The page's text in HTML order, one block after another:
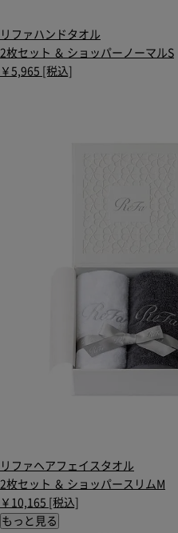
リファハンドタオル
2枚セット ＆ ショッパーノーマルS
￥5,965 [税込]
リファヘアフェイスタオル
2枚セット ＆ ショッパースリムM
￥10,165 [税込]
もっと見る